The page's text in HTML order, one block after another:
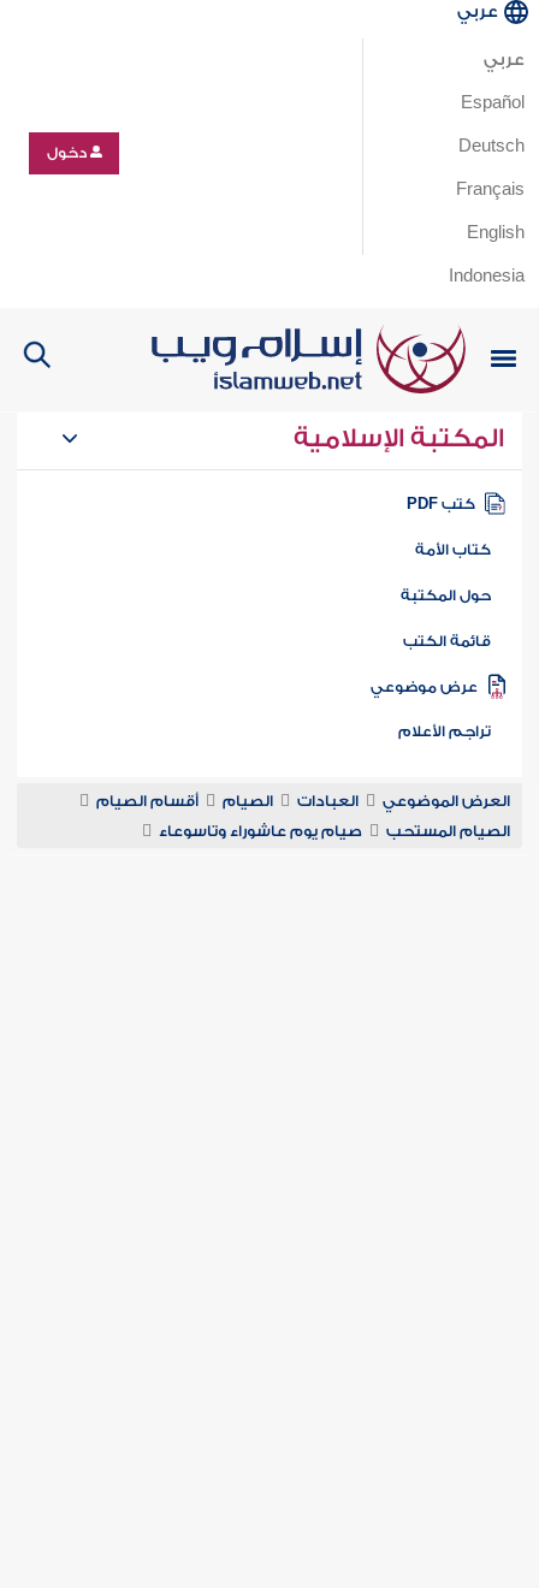
عربي
عربي
Español
Deutsch
Français
English
Indonesia
دخول
المكتبة الإسلامية
المكتبة
الكتب
الأعلام
العرض الموضوعي العبادات الصيام
أقسام الصيام
الصيام المستحب
صيام يوم عاشوراء وتاسوعاء